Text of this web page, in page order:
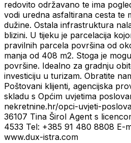
redovito održavano te ima
vodi uredna asfaltirana cesta te
dužine. Ostala infrastruktura
blizini. U tijeku je parcelacija
pravilnih parcela površina od
manja od 408 m2. Stoga je
površine. Idealno za gradnju
investiciju u turizam. Obratite
Poštovani klijenti, agencijska
skladu s Općim uvjetima
nekretnine.hr/opci-uvjeti-
36107 Tina Širol Agent s
4533 Tel: +385 91 480 8808 E-
www.dux-istra.com